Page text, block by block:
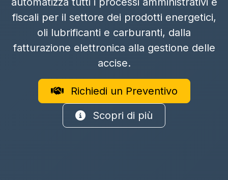
fiscali per il settore dei prodotti energetici,
oli lubrificanti e carburanti, dalla
fatturazione elettronica alla gestione delle
accise.
Richiedi un Preventivo
Scopri di più